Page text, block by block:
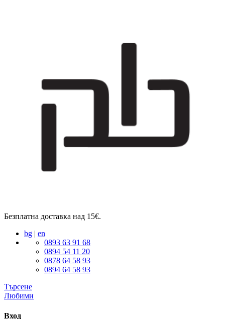
Безплатна доставка над 15€.
bg | en
0893 63 91 68
0894 54 11 20
0878 64 58 93
0894 64 58 93
Търсене
Любими
Вход